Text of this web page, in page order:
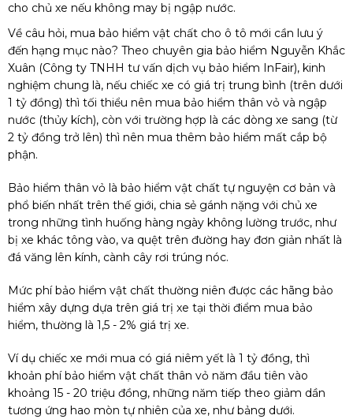
cho chủ xe nếu không may bị ngập nước.
Về câu hỏi, mua bảo hiểm vật chất cho ô tô mới cần lưu ý
đến hạng mục nào? Theo chuyên gia bảo hiểm Nguyễn Khắc
Xuân (Công ty TNHH tư vấn dịch vụ bảo hiểm InFair), kinh
nghiệm chung là, nếu chiếc xe có giá trị trung bình (trên dưới
1 tỷ đồng) thì tối thiểu nên mua bảo hiểm thân vỏ và ngập
nước (thủy kích), còn với trường hợp là các dòng xe sang (từ
2 tỷ đồng trở lên) thì nên mua thêm bảo hiểm mất cắp bộ
phận.
Bảo hiểm thân vỏ là bảo hiểm vật chất tự nguyện cơ bản và
phổ biến nhất trên thế giới, chia sẻ gánh nặng với chủ xe
trong những tình huống hàng ngày không lường trước, như
bị xe khác tông vào, va quệt trên đường hay đơn giản nhất là
đá văng lên kính, cành cây rơi trúng nóc.
Mức phí bảo hiểm vật chất thường niên được các hãng bảo
hiểm xây dựng dựa trên giá trị xe tại thời điểm mua bảo
hiểm, thường là 1,5 - 2% giá trị xe.
Ví dụ chiếc xe mới mua có giá niêm yết là 1 tỷ đồng, thì
khoản phí bảo hiểm vật chất thân vỏ năm đầu tiên vào
khoảng 15 - 20 triệu đồng, những năm tiếp theo giảm dần
tương ứng hao mòn tự nhiên của xe, như bảng dưới.